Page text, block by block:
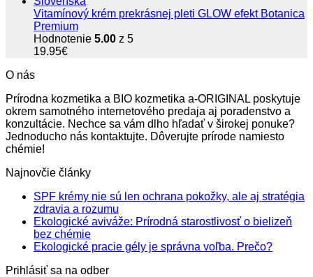
Vitamínový krém prekrásnej pleti GLOW efekt Botanica
Premium
Hodnotenie 5.00 z 5
19.95€
O nás
Prírodna kozmetika a BIO kozmetika a-ORIGINAL poskytuje
okrem samotného internetového predaja aj poradenstvo a
konzultácie. Nechce sa vám dlho hľadať v širokej ponuke?
Jednoducho nás kontaktujte. Dôverujte prírode namiesto
chémie!
Najnovčie články
SPF krémy nie sú len ochrana pokožky, ale aj stratégia
zdravia a rozumu
komentáre
SPF
Ekologické aviváže: Prírodná starostlivosť o bielizeň
bez chémieŽiadne
komentáre
Ekologické
Ekologické pracie gély je správna voľba. Prečo?Žiadne
Prihlásiť sa na odber